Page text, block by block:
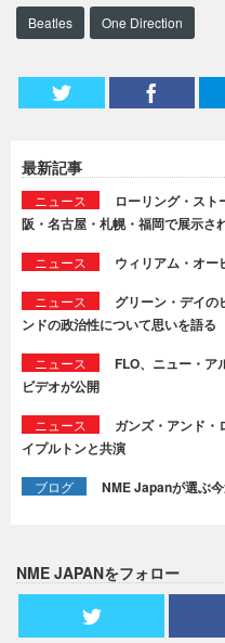
Beatles One Direction
最新記事
ニュース
ローリング・ス
阪・名古屋・札幌・福岡で展示さ
ニュース ウィリアム・オー
ニュース
グリーン・デイの
ンドの政治性について思いを語る
ニュース
FLO、ニュー・ア
ビデオが公開
ニュース
ガンズ・アンド・
イプルトンと共演
ブログ NME Japanが選ぶ
NME JAPANをフォロー